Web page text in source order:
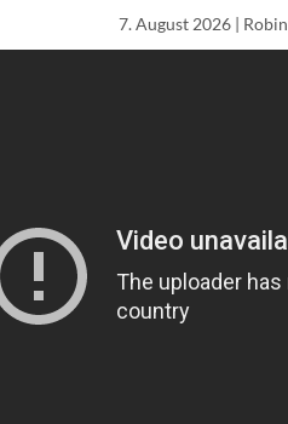
7. August 2026|